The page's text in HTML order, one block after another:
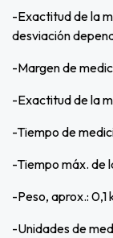
-Exactitud de la
desviación
-Margen de
-Exactitud de la
-Tiempo de
-Tiempo máx. de
-Peso, aprox.: 0,1
-Unidades de